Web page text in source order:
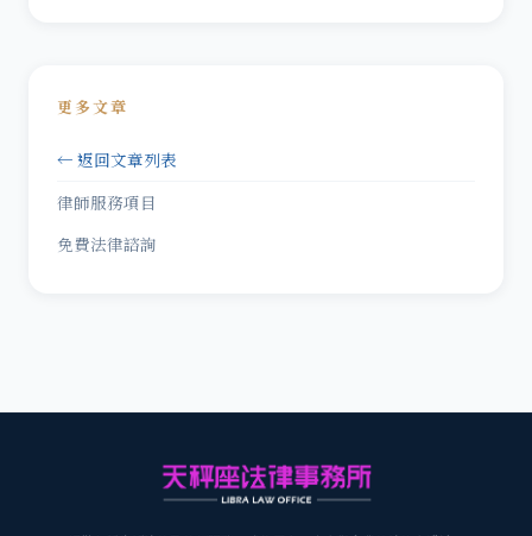
更多文章
← 返回文章列表
律師服務項目
免費法律諮詢